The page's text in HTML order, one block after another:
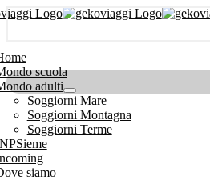
Salta
scuola
adulti
Soggiorni Mare
Soggiorni Montagna
Soggiorni Terme
siamo